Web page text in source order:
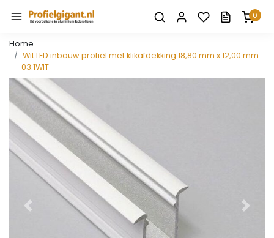
0
Home
Wit LED inbouw profiel met klikafdekking 18,80 mm x 12,00 mm
– 03.1WIT
Vorige